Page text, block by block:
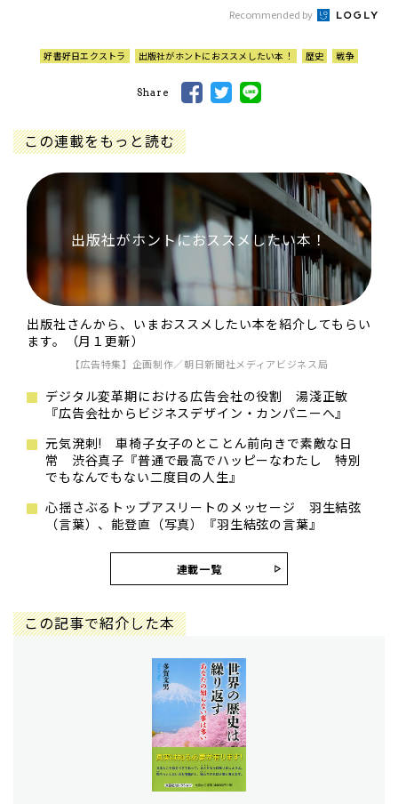
Recommended by
好書好日エクストラ 出版社がホントにおススメしたい本！ 歴史 戦争
Share
この連載をもっと読む
出版社がホントにおススメしたい本！
出版社さんから、いまおススメしたい本を紹介してもらい
ます。（月１更新）
【広告特集】企画制作／朝日新聞社メディアビジネス局
デジタル変革期における広告会社の役割 湯淺正敏
『広告会社からビジネスデザイン・カンパニーへ』
元気溌剌! 車椅子女子のとことん前向きで素敵な日
常 渋谷真子『普通で最高でハッピーなわたし 特別
でもなんでもない二度目の人生』
心揺さぶるトップアスリートのメッセージ 羽生結弦
（言葉）、能登直（写真）『羽生結弦の言葉』
連載一覧
この記事で紹介した本